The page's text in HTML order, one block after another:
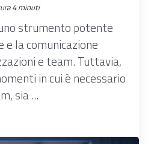
4 minuti
strumento potente
e la comunicazione
e team. Tuttavia,
in cui è necessario
sia ...